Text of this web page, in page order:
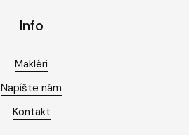
Info
Makléri
Napíšte nám
Kontakt